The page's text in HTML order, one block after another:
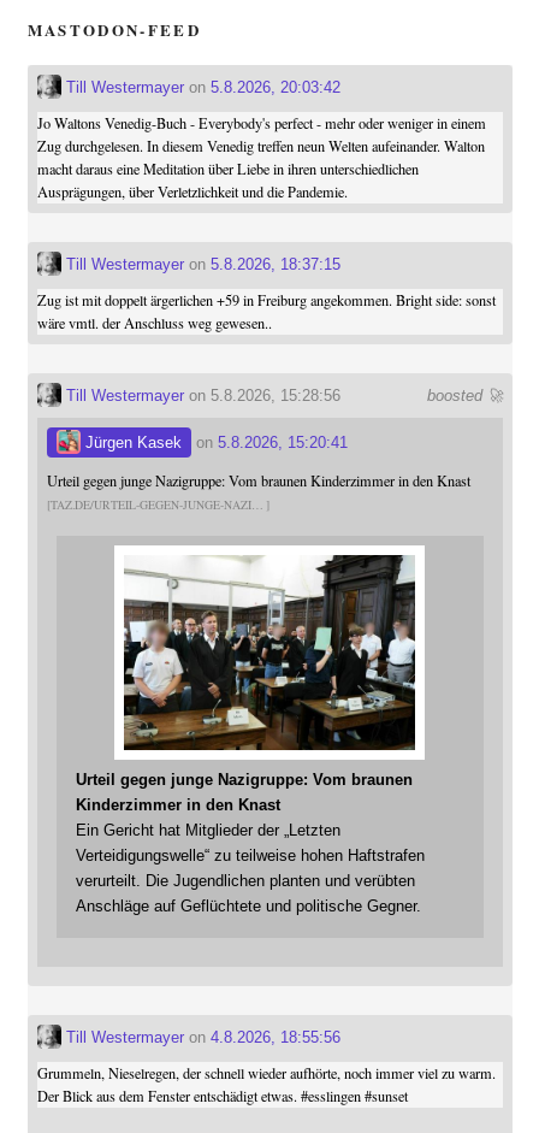
MASTODON-FEED
Till Westermayeron 5.8.2026, 20:03:42
Jo Waltons Venedig-Buch - Everybody's perfect - mehr oder weniger in einem
Zug durchgelesen. In diesem Venedig treffen neun Welten aufeinander. Walton
macht daraus eine Meditation über Liebe in ihren unterschiedlichen
Ausprägungen, über Verletzlichkeit und die Pandemie.
Till Westermayeron 5.8.2026, 18:37:15
Zug ist mit doppelt ärgerlichen +59 in Freiburg angekommen. Bright side: sonst
wäre vmtl. der Anschluss weg gewesen..
boosted 🚀
Till Westermayeron 5.8.2026, 15:28:56
Jürgen Kasek on 5.8.2026, 15:20:41
Urteil gegen junge Nazigruppe: Vom braunen Kinderzimmer in den Knast
TAZ.DE/URTEIL-GEGEN-JUNGE-NAZI
Urteil gegen junge Nazigruppe: Vom braunen
Kinderzimmer in den Knast
Ein Gericht hat Mitglieder der „Letzten
Verteidigungswelle“ zu teilweise hohen Haftstrafen
verurteilt. Die Jugendlichen planten und verübten
Anschläge auf Geflüchtete und politische Gegner.
Till Westermayeron 4.8.2026, 18:55:56
Grummeln, Nieselregen, der schnell wieder aufhörte, noch immer viel zu warm.
Der Blick aus dem Fenster entschädigt etwas. #esslingen #sunset